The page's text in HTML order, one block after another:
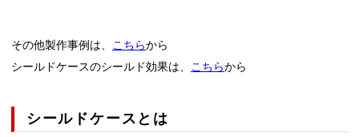
その他製作事例は、 こちらから
シールドケースのシールド効果は、 こちらから
シールドケースとは